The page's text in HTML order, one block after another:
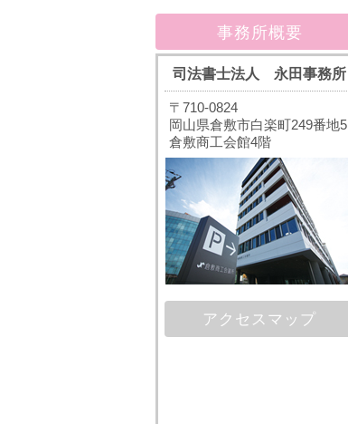
事務所概要
司法書士法人 永田事務所
〒710-0824
岡山県倉敷市白楽町249番地5
倉敷商工会館4階
アクセスマップ